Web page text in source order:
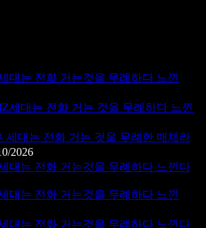
대는 전화 거는것을 무례하다 느낀
세대는 전화 거는 것을 무례하다 느낀
세대는 전화 거는 것을 무례한 매체라
2026
대는 전화 거는것을 무례하다 느낀다
대는 전화 거는것을 무례하다 느낀
대는 전화 거는것을 무례하다 느낀다